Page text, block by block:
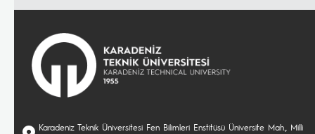
Karadeniz Teknik Üniversitesi Fen Bilimleri Enstitüsü Üniversite Mah., Milli